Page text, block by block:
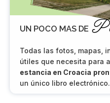
UN POCO MAS DE
Todas las fotos, mapas,
útiles que necesita para
estancia en Croacia
un único libro electrónico.